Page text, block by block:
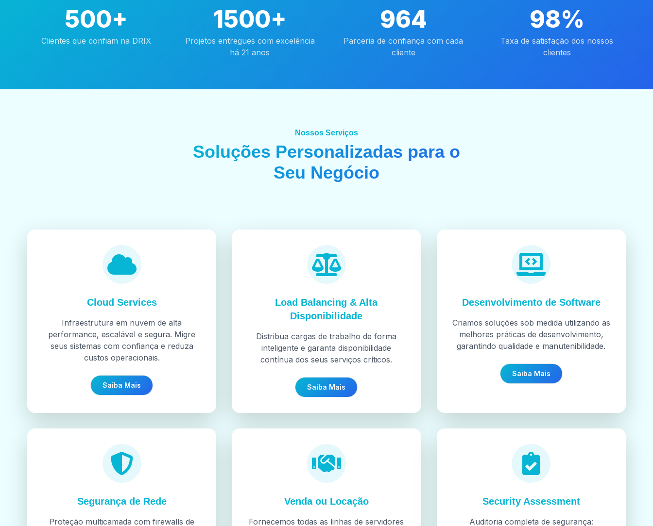
500+
Clientes que confiam na DRIX
1500+
Projetos entregues com excelência
há 21 anos
964
Parceria de confiança com cada
cliente
98%
Taxa de satisfação dos nossos
clientes
Nossos Serviços
Soluções Personalizadas para o
Seu Negócio
Cloud Services
Infraestrutura em nuvem de alta
performance, escalável e segura. Migre
seus sistemas com confiança e reduza
custos operacionais.
Saiba Mais
Load Balancing & Alta
Disponibilidade
Distribua cargas de trabalho de forma
inteligente e garanta disponibilidade
contínua dos seus serviços críticos.
Saiba Mais
Desenvolvimento de Software
Criamos soluções sob medida utilizando as
melhores práticas de desenvolvimento,
garantindo qualidade e manutenibilidade.
Saiba Mais
Segurança de Rede
Proteção multicamada com firewalls de
Venda ou Locação
Fornecemos todas as linhas de servidores
Security Assessment
Auditoria completa de segurança: